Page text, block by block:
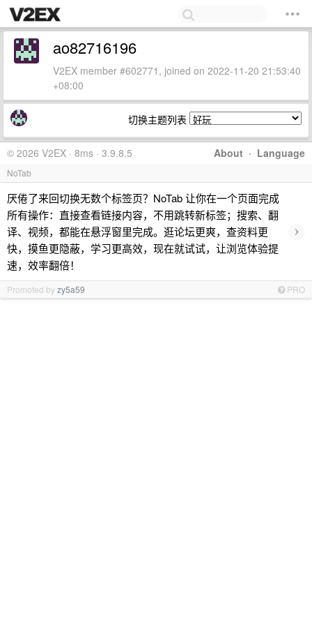
ao82716196
V2EX member #602771, joined on 2022-11-20 21:53:40
+08:00
切换主题列表
About · Language
© 2026 V2EX · 8ms · 3.9.8.5
NoTab
厌倦了来回切换无数个标签页？NoTab 让你在一个页面完成
所有操作：直接查看链接内容，不用跳转新标签；搜索、翻
译、视频，都能在悬浮窗里完成。逛论坛更爽，查资料更
快，摸鱼更隐蔽，学习更高效，现在就试试，让浏览体验提
速，效率翻倍！
›
Promoted byzy5a59 PRO